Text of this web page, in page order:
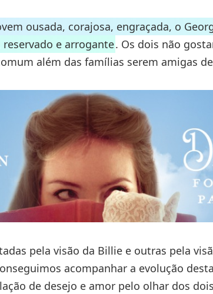
ousada, corajosa, engraçada, o
e arrogante. Os dois não
além das famílias serem amigas
pela visão da Billie e outras pela
acompanhar a evolução
de desejo e amor pelo olhar dos